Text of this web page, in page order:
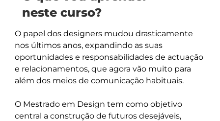
neste curso?
O papel dos designers mudou drasticamente
nos últimos anos, expandindo as suas
oportunidades e responsabilidades de actuação
e relacionamentos, que agora vão muito para
além dos meios de comunicação habituais.
O Mestrado em Design tem como objetivo
central a construção de futuros desejáveis,